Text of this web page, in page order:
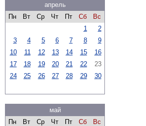
апрель
Пн
Вт Ср Чт Пт Сб
Вс
1
2
3
4 5 6 7 8
9
10
11 12 13 14 15
16
17
18 19 20 21 22
23
24
25 26 27 28 29 30
май
Пн
Вт Ср Чт Пт Сб
Вс